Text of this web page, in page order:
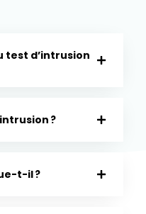
test d’intrusion
?
t-il ?